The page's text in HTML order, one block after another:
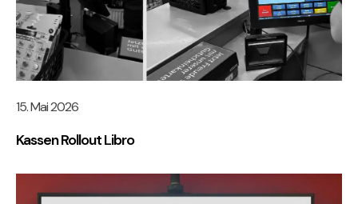
15. Mai 2026
Kassen Rollout Libro